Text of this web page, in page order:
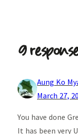
9
Aung Ko
March 27,
You have done
It has been very